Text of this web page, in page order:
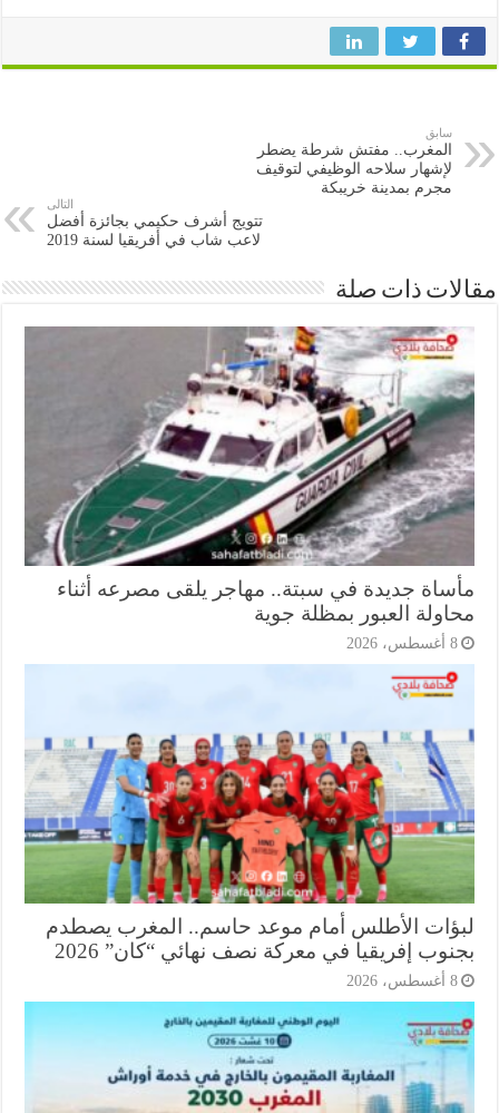
المغرب.. مفتش شرطة يضطر
لإشهار سلاحه الوظيفي لتوقيف
مجرم بمدينة خريبكة
تتويج أشرف حكيمي بجائزة أفضل
لاعب شاب في أفريقيا لسنة 2019
ذات صلة
جديدة في سبتة.. مهاجر يلقى مصرعه أثناء
العبور بمظلة جوية
الأطلس أمام موعد حاسم.. المغرب يصطدم
إفريقيا في معركة نصف نهائي “كان” 2026